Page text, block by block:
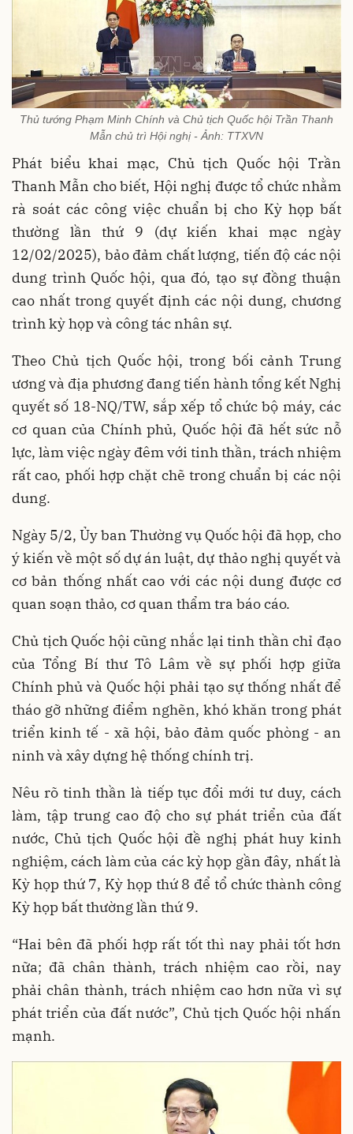
Thủ tướng Phạm Minh Chính và Chủ tịch Quốc hội Trần Thanh
Mẫn chủ trì Hội nghị - Ảnh: TTXVN
Phát biểu khai mạc, Chủ tịch Quốc hội Trần
Thanh Mẫn cho biết, Hội nghị được tổ chức nhằm
rà soát các công việc chuẩn bị cho Kỳ họp bất
thường lần thứ 9 (dự kiến khai mạc ngày
12/02/2025), bảo đảm chất lượng, tiến độ các nội
dung trình Quốc hội, qua đó, tạo sự đồng thuận
cao nhất trong quyết định các nội dung, chương
trình kỳ họp và công tác nhân sự.
Theo Chủ tịch Quốc hội, trong bối cảnh Trung
ương và địa phương đang tiến hành tổng kết Nghị
quyết số 18-NQ/TW, sắp xếp tổ chức bộ máy, các
cơ quan của Chính phủ, Quốc hội đã hết sức nỗ
lực, làm việc ngày đêm với tinh thần, trách nhiệm
rất cao, phối hợp chặt chẽ trong chuẩn bị các nội
dung.
Ngày 5/2, Ủy ban Thường vụ Quốc hội đã họp, cho
ý kiến về một số dự án luật, dự thảo nghị quyết và
cơ bản thống nhất cao với các nội dung được cơ
quan soạn thảo, cơ quan thẩm tra báo cáo.
Chủ tịch Quốc hội cũng nhắc lại tinh thần chỉ đạo
của Tổng Bí thư Tô Lâm về sự phối hợp giữa
Chính phủ và Quốc hội phải tạo sự thống nhất để
tháo gỡ những điểm nghẽn, khó khăn trong phát
triển kinh tế - xã hội, bảo đảm quốc phòng - an
ninh và xây dựng hệ thống chính trị.
Nêu rõ tinh thần là tiếp tục đổi mới tư duy, cách
làm, tập trung cao độ cho sự phát triển của đất
nước, Chủ tịch Quốc hội đề nghị phát huy kinh
nghiệm, cách làm của các kỳ họp gần đây, nhất là
Kỳ họp thứ 7, Kỳ họp thứ 8 để tổ chức thành công
Kỳ họp bất thường lần thứ 9.
“Hai bên đã phối hợp rất tốt thì nay phải tốt hơn
nữa; đã chân thành, trách nhiệm cao rồi, nay
phải chân thành, trách nhiệm cao hơn nữa vì sự
phát triển của đất nước”, Chủ tịch Quốc hội nhấn
mạnh.